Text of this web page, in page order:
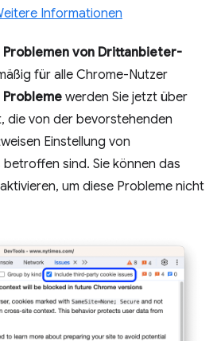
Informationen
Problemen von Drittanbieter-
für alle Chrome-Nutzer
Probleme werden Sie jetzt über
die von der bevorstehenden
Einstellung von
sind. Sie können das
um diese Probleme nicht